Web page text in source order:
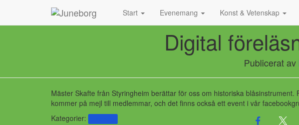
Start Evenemang Konst & Vetenskap
Digital
Publicerat av
Mäster Skafte från Styringheim berättar för oss om historiska
kommer på mejl till medlemmar, och det finns också ett event i vår
Kategorier: